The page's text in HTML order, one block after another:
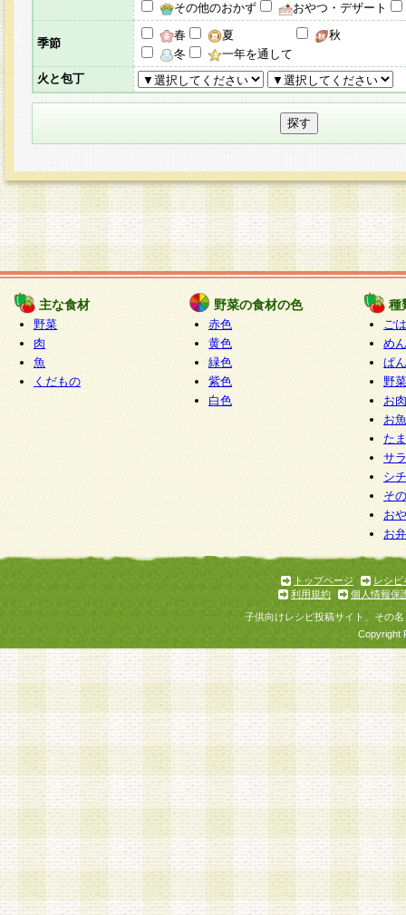
その他のおかず
おやつ・デザート
季節
春 夏
秋
冬
一年を通して
火と包丁
主な食材
野菜
肉
魚
くだもの
野菜の食材の色
赤色
黄色
緑色
紫色
白色
種
ご
めん
ぱん
野
お
お
た
サ
シ
そ
お
お
トップページ
レシピ
利用規約
個人情報保
子供向けレシピ投稿サイト、その
Copyright